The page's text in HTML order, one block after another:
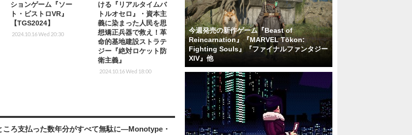
ションゲーム『ソー
ト・ビストロVR』
【TGS2024】
2024.10.16 Wed 20:30
ける『リアルタイムバ
トルオセロ』・資本主
義に染まった人民を思
想矯正兵器で救え！革
命的基地建設ストラテ
ジー『絶対ロケット防
衛主義』
2024.10.16 Wed 18:00
ろ支払った数年分がすべて無駄に―Monotype・
今週発売の新作ゲーム『Beast of
Reincarnation』『MARVEL Tōkon:
Fighting Souls』『ファイナルファンタジー
XIV』他